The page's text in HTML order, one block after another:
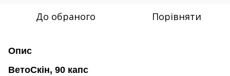
До обраного Порівняти
Опис
ВетоСкін, 90 капс